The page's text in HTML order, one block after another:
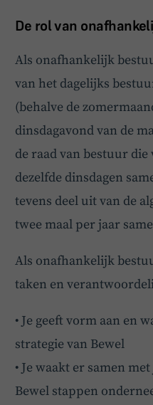
De rol van
Als onafhankelijk
van het dagelijks
(behalve de
dinsdagavond van de
de raad van bestuur
dezelfde dinsdagen
tevens deel uit van de
twee maal per jaar
Als onafhankelijk
taken en
• Je geeft vorm aan en
strategie van Bewel
• Je waakt er samen
Bewel stappen